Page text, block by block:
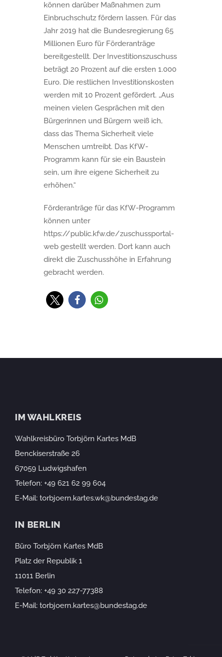
können darüber Maßnahmen zum
Einbruchschutz fördern lassen. Für das
Jahr 2019 hat die Bundesregierung 65
Millionen Euro für Förderanträge
bereitgestellt. Der Investitionszuschuss
beträgt 20 Prozent auf die ersten 1.000
Euro. Die restlichen Investitionskosten
werden mit 10 Prozent gefördert. „Aus
meinen vielen Gesprächen mit den
Bürgerinnen und Bürgern weiß ich,
dass das Thema Sicherheit viele
Menschen umtreibt. Das KfW-
Programm kann für sie ein Baustein
sein, um ihre eigene Sicherheit zu
erhöhen.“
Förderanträge für das KfW-Programm
können unter
https://public.kfw.de/zuschussportal-
web gestellt werden. Dort kann auch
direkt die Zuschusshöhe in Erfahrung
gebracht werden.
IM WAHLKREIS
Wahlkreisbüro Torbjörn Kartes MdB
Benckiserstraße 26
67059 Ludwigshafen
Telefon: +49 621 62 99 604
E-Mail: torbjoern.kartes.wk@bundestag.de
IN BERLIN
Büro Torbjörn Kartes MdB
Platz der Republik 1
11011 Berlin
Telefon: +49 30 227-77388
E-Mail: torbjoern.kartes@bundestag.de